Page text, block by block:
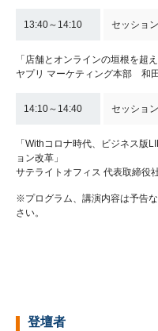
13:40～14:10 セッショ
「店舗とオンラインの垣根を超
ヤプリ マーケティング本部 和
14:10～14:40 セッショ
「Withコロナ時代、ビジネス版
ョン改革」
サテライトオフィス 代表取締役
※プログラム、講演内容は予告
さい。
登壇者